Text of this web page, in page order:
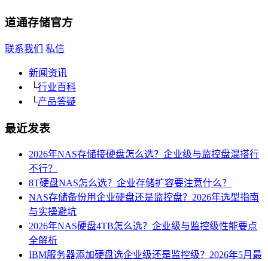
道通存储官方
联系我们 私信
新闻资讯
└行业百科
└产品答疑
最近发表
2026年NAS存储接硬盘怎么选？企业级与监控盘混搭行
不行？
8T硬盘NAS怎么选？企业存储扩容要注意什么？
NAS存储备份用企业硬盘还是监控盘？2026年选型指南
与实操避坑
2026年NAS硬盘4TB怎么选？企业级与监控级性能要点
全解析
IBM服务器添加硬盘选企业级还是监控级？2026年5月最